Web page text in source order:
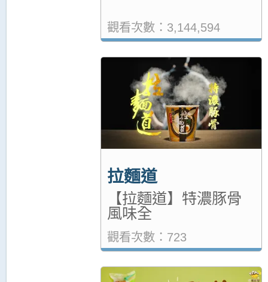
觀看次數：3,144,594
拉麵道
【拉麵道】特濃豚骨
風味全
觀看次數：723